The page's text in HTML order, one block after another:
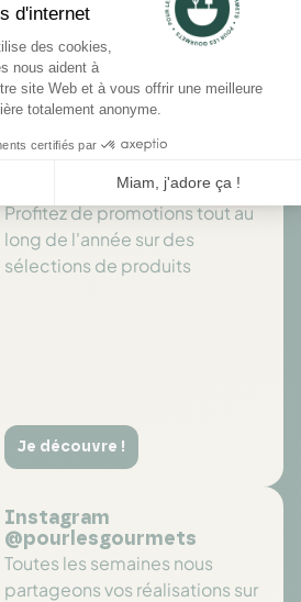
d'avis pour ce produit.
Des offres toute l’année
Profitez de promotions tout au
long de l'année sur des
sélections de produits
Je découvre !
Instagram
@pourlesgourmets
Toutes les semaines nous
partageons vos réalisations sur